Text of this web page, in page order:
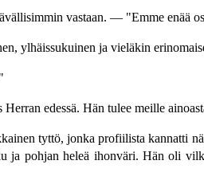
vastaan. — "Emme enää
ylhäissukuinen ja vieläkin
edessä. Hän tulee meille
tyttö, jonka profiilista kannatti
ja pohjan heleä ihonväri. Hän oli